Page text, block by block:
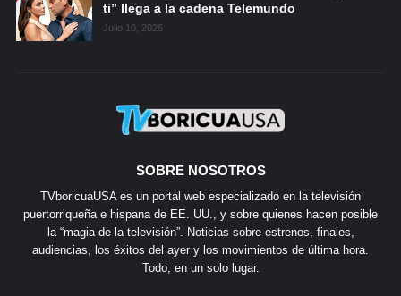
ti” llega a la cadena Telemundo
Julio 10, 2026
SOBRE NOSOTROS
TVboricuaUSA es un portal web especializado en la televisión
puertorriqueña e hispana de EE. UU., y sobre quienes hacen posible
la “magia de la televisión”. Noticias sobre estrenos, finales,
audiencias, los éxitos del ayer y los movimientos de última hora.
Todo, en un solo lugar.